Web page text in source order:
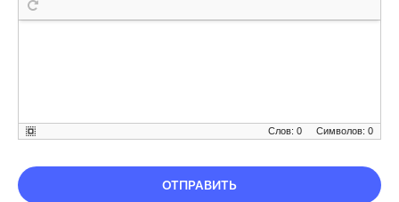
Символов: 0
Слов: 0
ОТПРАВИТЬ